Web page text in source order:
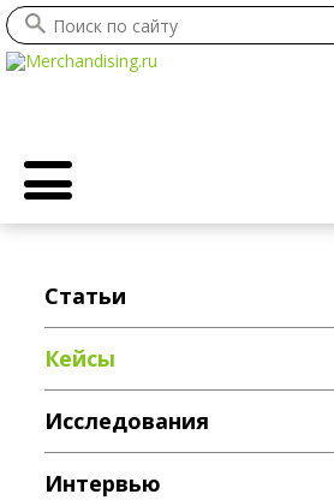
Статьи
Кейсы
Исследования
Интервью